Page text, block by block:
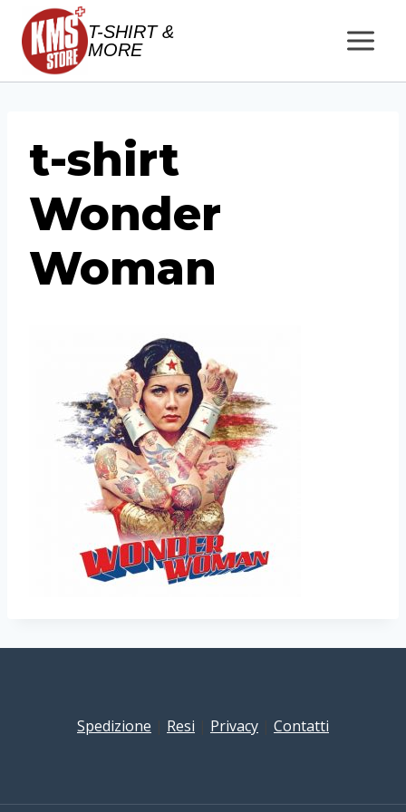
Salta
contenuto
T-SHIRT &
MORE
t-shirt
Wonder
Woman
Spedizione Resi Privacy Contatti